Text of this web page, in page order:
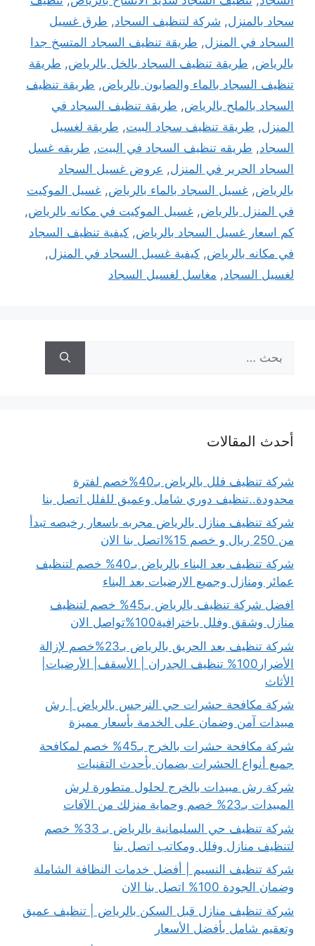
سجاد بالمنزل, شركة لتنظيف السجاد, طرق غسيل
السجاد في المنزل, طريقة تنظيف السجاد المتسخ جدا
بالرياض, طريقة تنظيف السجاد بالخل بالرياض, طريقة
تنظيف السجاد بالماء والصابون بالرياض, طريقة تنظيف
السجاد بالملح بالرياض, طريقة تنظيف السجاد في
المنزل, طريقة تنظيف سجاد البيت, طريقة لغسيل
السجاد, طريقه تنظيف السجاد في البيت, طريقه غسل
السجاد الحرير في المنزل, عروض غسيل السجاد
بالرياض, غسيل السجاد بالماء بالرياض, غسيل الموكيت
في المنزل بالرياض, غسيل الموكيت في مكانه بالرياض,
كم اسعار غسيل السجاد بالرياض, كيفية تنظيف السجاد
في مكانه بالرياض, كيفية غسيل السجاد في المنزل,
لغسيل السجاد, مغاسل لغسيل السجاد
عن:
أحدث المقالات
شركة تنظيف فلل بالرياض بـ40%خصم لفترة
محدودة..تنظيف دوري شامل وعميق للفلل اتصل بنا
شركة تنظيف منازل بالرياض مجربه باسعار رخيصه تبدأ
من 250 ريال و خصم 15%اتصل بنا الان
شركة تنظيف بعد البناء بالرياض بـ40% خصم لتنظيف
عمائر ومنازل وجميع الارضيات بعد البناء
افضل شركة تنظيف بالرياض بـ45% خصم لتنظيف
منازل وشقق وفلل باخترافية100%تواصل الان
شركة تنظيف بعد الحريق بالرياض بـ23%خصم لإزالة
الأضرار100% تنظيف الجدران | الأسقف| الأرضيات|
الأثاث
شركة مكافحة حشرات حي النرجس بالرياض | رش
مبيدات آمن وضمان على الخدمة بأسعار مميزة
شركة مكافحة حشرات بالخرج بـ45% خصم لمكافحة
جميع أنواع الحشرات بضمان بأحدث التقنيات
شركة رش مبيدات بالخرج لحلول متطورة لرش
المبيدات بـ23% خصم وحماية منزلك من الآفات
شركة تنظيف حي السليمانية بالرياض بـ 33% خصم
لتنظيف منازل وفلل ومكاتب اتصل بنا
شركة تنظيف النسيم | أفضل خدمات النظافة الشاملة
وضمان الجودة 100% اتصل بنا الان
شركة تنظيف منازل قبل السكن بالرياض | تنظيف عميق
وتعقيم شامل بأفضل الأسعار